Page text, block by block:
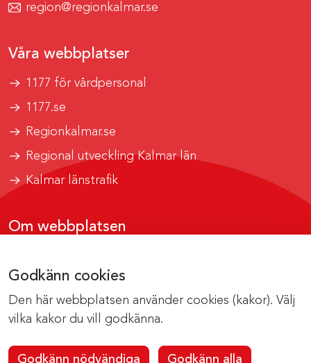
Godkänn cookies
Den här webbplatsen använder cookies (kakor). Välj
vilka kakor du vill godkänna.
Godkänn nödvändiga Godkänn alla
region@regionkalmar.se
Våra webbplatser
1177 för vårdpersonal
1177.se
Regionkalmar.se
Regional utveckling Kalmar län
Kalmar länstrafik
Om webbplatsen
Om cookies
Kontakta webbredaktionen